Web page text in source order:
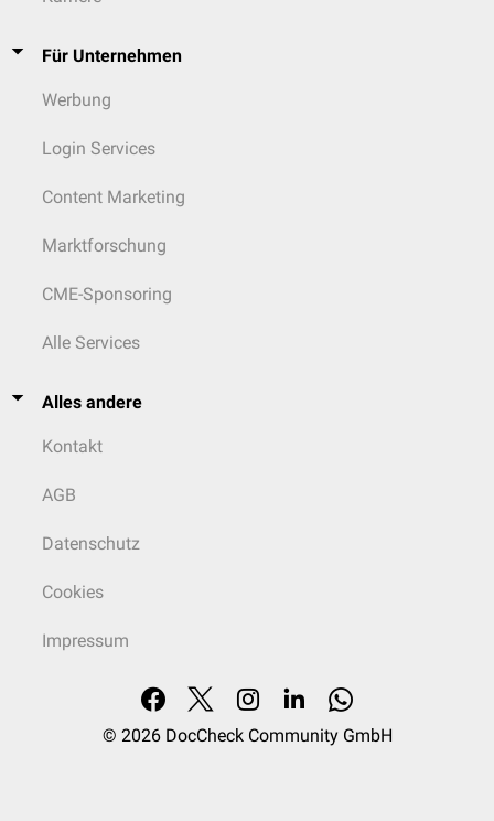
Für Unternehmen
Werbung
Login Services
Content Marketing
Marktforschung
CME-Sponsoring
Alle Services
Alles andere
Kontakt
AGB
Datenschutz
Cookies
Impressum
© 2026 DocCheck Community GmbH